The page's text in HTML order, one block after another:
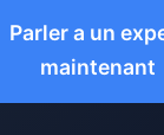
Parler a un
maintenant